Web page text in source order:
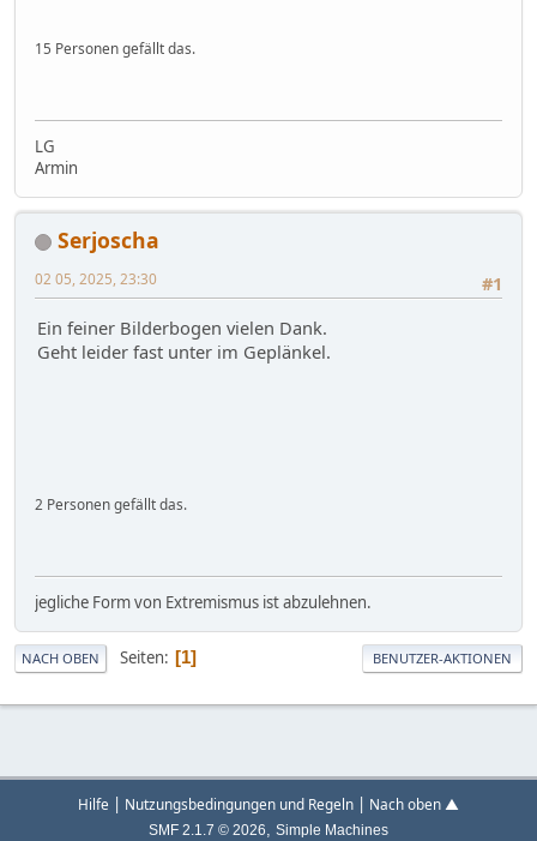
15 Personen gefällt das.
LG
Armin
Serjoscha
#1
02 05, 2025, 23:30
Ein feiner Bilderbogen vielen Dank.
Geht leider fast unter im Geplänkel.
2 Personen gefällt das.
jegliche Form von Extremismus ist abzulehnen.
NACH OBEN Seiten 1 BENUTZER-AKTIONEN
Hilfe | Nutzungsbedingungen und Regeln | Nach oben ▲
SMF 2.1.7 © 2026, Simple Machines